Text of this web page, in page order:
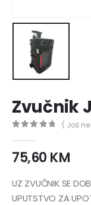
Zvučnik
( Još
75,60 KM
UZ ZVUČNIK SE
UPUTSTVO ZA